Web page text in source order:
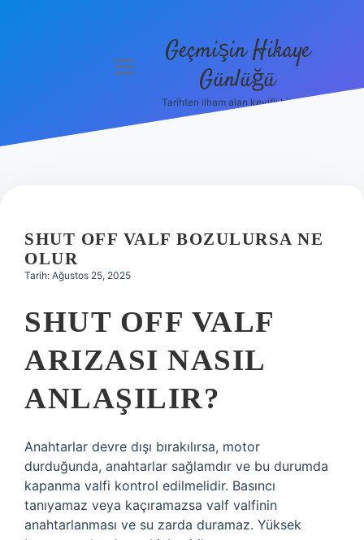
Hakkımızda
menüyü
Geçmişin Hikaye
Günlüğü
Tarihten ilham alan keyifli bilgiler!
SHUT OFF VALF BOZULURSA NE
OLUR
Tarih: Ağustos 25, 2025
SHUT OFF VALF
ARIZASI NASIL
ANLAŞILIR?
Anahtarlar devre dışı bırakılırsa, motor
durduğunda, anahtarlar sağlamdır ve bu durumda
kapanma valfi kontrol edilmelidir. Basıncı
tanıyamaz veya kaçıramazsa valf valfinin
anahtarlanması ve su zarda duramaz. Yüksek